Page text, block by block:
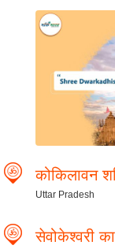
कोकिलावन
Uttar Pradesh
सेवोकेश्वरी